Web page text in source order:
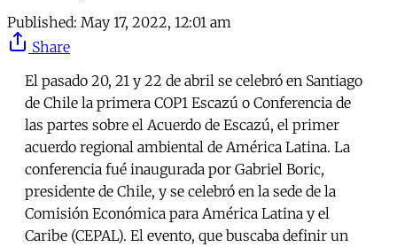
Published: May 17, 2022, 12:01 am
Share
El pasado 20, 21 y 22 de abril se celebró en Santiago
de Chile la primera COP1 Escazú o Conferencia de
las partes sobre el Acuerdo de Escazú, el primer
acuerdo regional ambiental de América Latina. La
conferencia fué inaugurada por Gabriel Boric,
presidente de Chile, y se celebró en la sede de la
Comisión Económica para América Latina y el
Caribe (CEPAL). El evento, que buscaba definir un